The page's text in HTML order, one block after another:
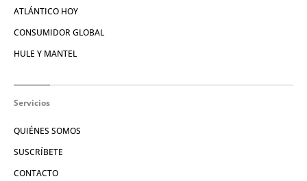
ATLÁNTICO HOY
CONSUMIDOR GLOBAL
HULE Y MANTEL
Servicios
QUIÉNES SOMOS
SUSCRÍBETE
CONTACTO